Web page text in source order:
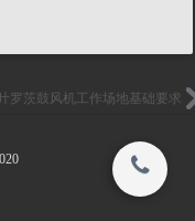
罗茨鼓风机工作场地基础要求